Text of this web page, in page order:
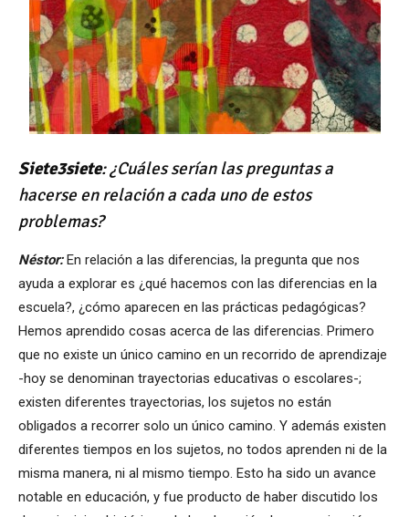
Siete3siete: ¿Cuáles serían las preguntas a
hacerse en relación a cada uno de estos
problemas?
Néstor:En relación a las diferencias, la pregunta que nos
ayuda a explorar es ¿qué hacemos con las diferencias en la
escuela?, ¿cómo aparecen en las prácticas pedagógicas?
Hemos aprendido cosas acerca de las diferencias. Primero
que no existe un único camino en un recorrido de aprendizaje
-hoy se denominan trayectorias educativas o escolares-;
existen diferentes trayectorias, los sujetos no están
obligados a recorrer solo un único camino. Y además existen
diferentes tiempos en los sujetos, no todos aprenden ni de la
misma manera, ni al mismo tiempo. Esto ha sido un avance
notable en educación, y fue producto de haber discutido los